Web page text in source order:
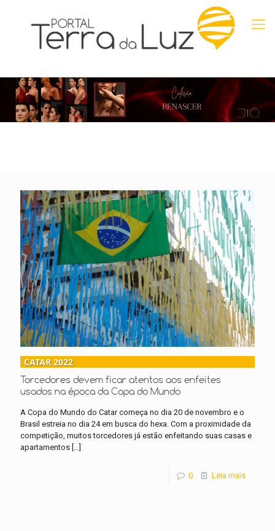
CATAR 2022
Torcedores devem ficar atentos aos enfeites
usados na época da Copa do Mundo
A Copa do Mundo do Catar começa no dia 20 de novembro e o
Brasil estreia no dia 24 em busca do hexa. Com a proximidade da
competição, muitos torcedores já estão enfeitando suas casas e
apartamentos […]
0 Leia mais